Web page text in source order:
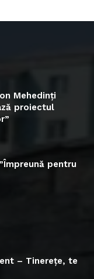
Mehedinți
proiectul
pentru
– Tinerețe, te